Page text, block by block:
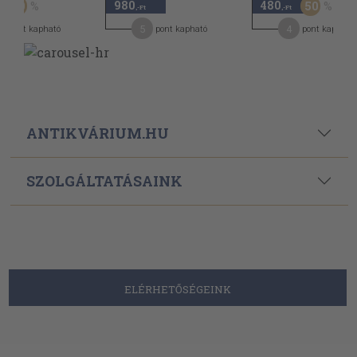
50
pont kapható
980 ,-Ft
pont kapható
480 ,-Ft 50
pont kapható
ANTIKVÁRIUM.HU
SZOLGÁLTATÁSAINK
ELÉRHETŐSÉGEINK